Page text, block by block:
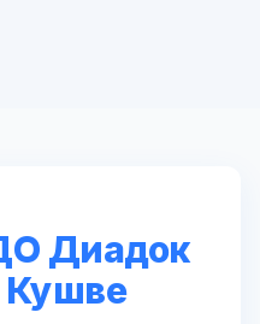
Диадок
Кушве